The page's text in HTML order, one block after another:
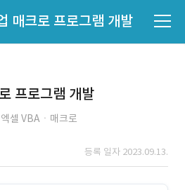
매크로 프로그램 개발
프로그램 개발
엑셀 VBAㆍ매크로
등록 일자 2023.09.13.